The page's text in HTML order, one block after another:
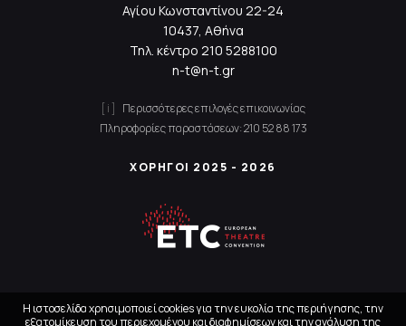
Αγίου Κωνσταντίνου 22-24
10437, Αθήνα
Τηλ. κέντρο 210 5288100
n-t@n-t.gr
Περισσότερες επιλογές επικοινωνίας
Πληροφορίες παραστάσεων:210 52 88 173
ΧΟΡΗΓΟΙ 2025 - 2026
Η ιστοσελίδα χρησιμοποιεί cookies για την ευκολία της περιήγησης, την
εξατομίκευση του περιεχομένου και διαφημίσεων και την ανάλυση της